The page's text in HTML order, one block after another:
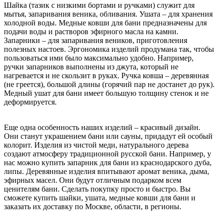
Шайка (тазик с низкими бортами и ручками) служит для
мытья, запаривания веника, обливания. Ушата – для хранения
холодной воды. Медные ковши для бани предназначены для
подачи воды и растворов эфирного масла на камни.
Запарники – для запаривания веников, приготовления
полезных настоев. Эргономика изделий продумана так, чтобы
пользоваться ими было максимально удобно. Например,
ручки запарников выполнены из джута, который не
нагревается и не скользит в руках. Ручка ковша – деревянная
(не греется), большой длины (горячий пар не достанет до рук).
Медный ушат для бани имеет большую толщину стенок и не
деформируется.
Еще одна особенность наших изделий – красивый дизайн.
Они станут украшением бани или сауны, придадут ей особый
колорит. Изделия из чистой меди, натурального дерева
создают атмосферу традиционной русской бани. Например, у
нас можно купить запарник для бани из краснодарского дуба,
липы. Деревянные изделия впитывают аромат веника, дыма,
эфирных масел. Они будут отличным подарком всем
ценителям бани. Сделать покупку просто и быстро. Вы
сможете купить шайки, ушата, медные ковши для бани и
заказать их доставку по Москве, области, в регионы.